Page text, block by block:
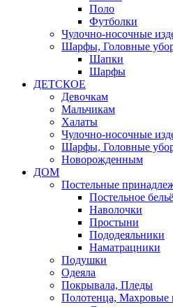
Поло
Футболки
Чулочно-носочные
Шарфы, Головные
Шапки
Шарфы
ДЕТСКОЕ
Девочкам
Мальчикам
Халаты
Чулочно-носочные
Шарфы, Головные
Новорожденным
ДОМ
Постельные
Постельное бельё
Наволочки
Простыни
Пододеяльники
Наматрацники
Подушки
Одеяла
Покрывала, Пледы
Полотенца, Махровые